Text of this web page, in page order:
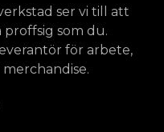
ser vi till att
som du.
för arbete,